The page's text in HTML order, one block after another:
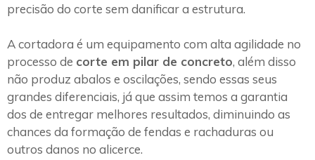
precisão do corte sem danificar a estrutura.
A cortadora é um equipamento com alta agilidade no
processo de corte em pilar de concreto, além disso
não produz abalos e oscilações, sendo essas seus
grandes diferenciais, já que assim temos a garantia
dos de entregar melhores resultados, diminuindo as
chances da formação de fendas e rachaduras ou
outros danos no alicerce.